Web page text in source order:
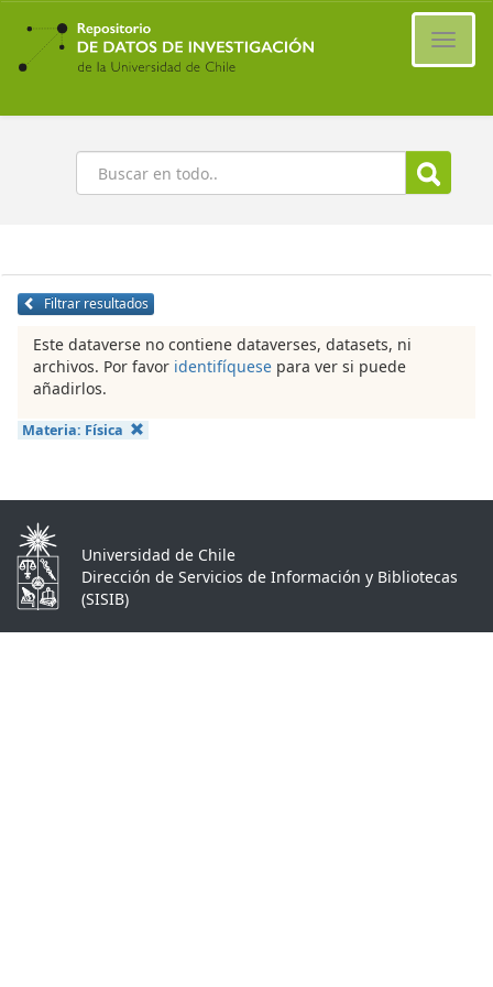
Ir
contenido
principal
Buscar
Filtrar resultados
Este dataverse no contiene dataverses, datasets, ni
archivos. Por favor identifíquese para ver si puede
añadirlos.
Materia: Física
Universidad de Chile
Dirección de Servicios de Información y Bibliotecas
(SISIB)